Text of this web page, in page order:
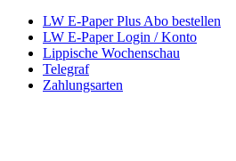
LW E-Paper Plus Abo bestellen
LW E-Paper Login / Konto
Lippische Wochenschau
Telegraf
Zahlungsarten